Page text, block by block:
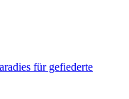
für gefiederte